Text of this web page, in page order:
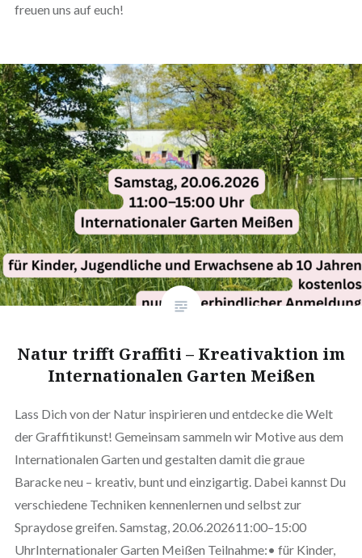
freuen uns auf euch!
Natur trifft Graffiti – Kreativaktion im
Internationalen Garten Meißen
Lass Dich von der Natur inspirieren und entdecke die Welt
der Graffitikunst! Gemeinsam sammeln wir Motive aus dem
Internationalen Garten und gestalten damit die graue
Baracke neu – kreativ, bunt und einzigartig. Dabei kannst Du
verschiedene Techniken kennenlernen und selbst zur
Spraydose greifen. Samstag, 20.06.202611:00–15:00
UhrInternationaler Garten Meißen Teilnahme:• für Kinder,